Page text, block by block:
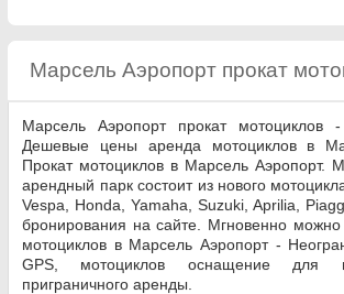
Марсель Аэропорт прокат
Марсель Аэропорт прокат мотоциклов -
Дешевые цены аренда мотоциклов в
Прокат мотоциклов в Марсель Аэропорт.
арендный парк состоит из нового
Vespa, Honda, Yamaha, Suzuki, Aprilia,
бронирования на сайте. Мгновенно можно
мотоциклов в Марсель Аэропорт -
GPS, мотоциклов оснащение для
приграничного аренды.